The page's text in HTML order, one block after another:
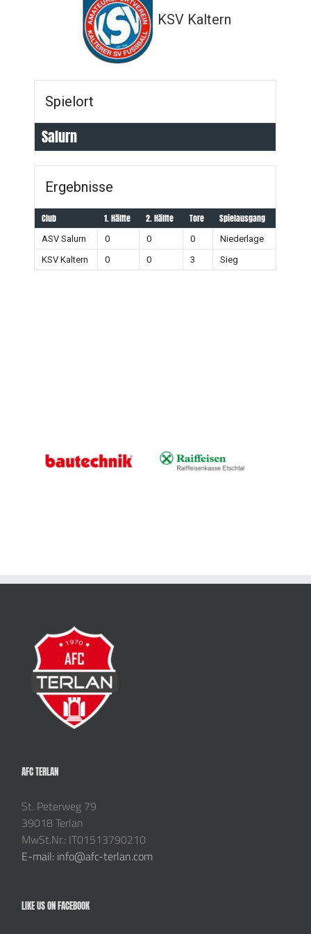
KSV Kaltern
Spielort
Salurn
Ergebnisse
Club 1. Hälfte 2. Hälfte Tore Spielausgang
ASV Salurn 0 0 0
Niederlage
KSV Kaltern
0 0 3 Sieg
AFC TERLAN
St. Peterweg 79
39018 Terlan
MwSt.Nr.: IT01513790210
E-mail: info@afc-terlan.com
LIKE US ON FACEBOOK